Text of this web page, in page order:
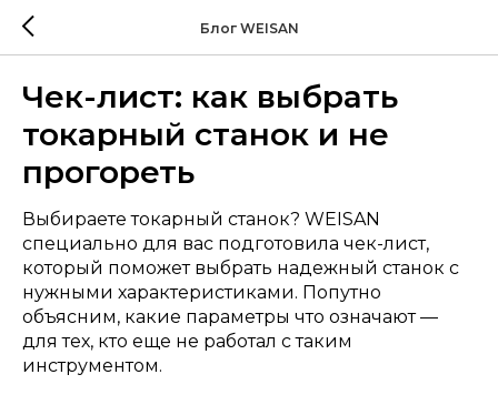
Блог WEISAN
Чек-лист: как выбрать
токарный станок и не
прогореть
Выбираете токарный станок? WEISAN
специально для вас подготовила чек-лист,
который поможет выбрать надежный станок с
нужными характеристиками. Попутно
объясним, какие параметры что означают —
для тех, кто еще не работал с таким
инструментом.